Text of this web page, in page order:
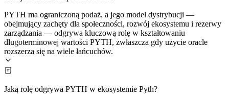
PYTH ma ograniczoną podaż, a jego model dystrybucji —
obejmujący zachęty dla społeczności, rozwój ekosystemu i rezerwy
zarządzania — odgrywa kluczową rolę w kształtowaniu
długoterminowej wartości PYTH, zwłaszcza gdy użycie oracle
rozszerza się na wiele łańcuchów.
Jaką rolę odgrywa PYTH w ekosystemie Pyth?